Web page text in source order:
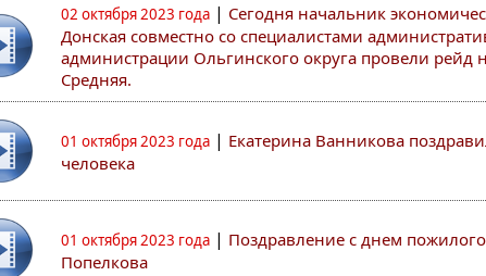
02 октября 2023 года | Сегодня начальник
Донская совместно со специалистами
администрации Ольгинского округа провели рейд
Средняя.
01 октября 2023 года | Екатерина Ванникова
человека
01 октября 2023 года | Поздравление с днем
Попелкова